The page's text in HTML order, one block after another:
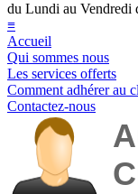
du Lundi au Vendredi
≡
Accueil
Qui sommes nous
Les services offerts
Comment adhérer au
Contactez-nous